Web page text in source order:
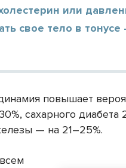
или
свое тело в тонусе
повышает
сахарного диабета
— на 21–25%.